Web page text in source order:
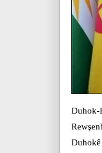
Duhok-